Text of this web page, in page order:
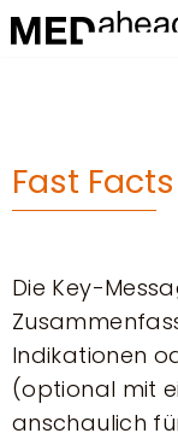
Fast Facts
Die Key-
Indikationen
(optional mit
anschaulich